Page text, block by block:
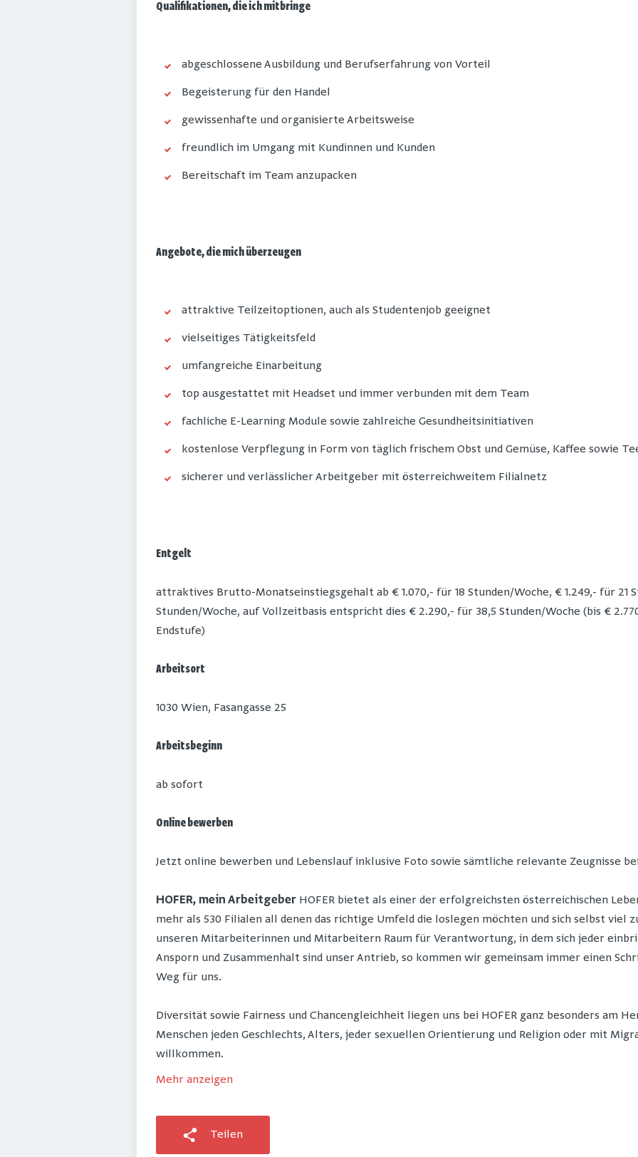
Qualifikationen, die ich mitbringe
abgeschlossene Ausbildung und Berufserfahrung von Vorteil
Begeisterung für den Handel
gewissenhafte und organisierte Arbeitsweise
freundlich im Umgang mit Kundinnen und Kunden
Bereitschaft im Team anzupacken
Angebote, die mich überzeugen
attraktive Teilzeitoptionen, auch als Studentenjob geeignet
vielseitiges Tätigkeitsfeld
umfangreiche Einarbeitung
top ausgestattet mit Headset und immer verbunden mit dem Team
fachliche E-Learning Module sowie zahlreiche Gesundheitsinitiativen
kostenlose Verpflegung in Form von täglich frischem Obst und Gemüse, Kaffee sowie
sicherer und verlässlicher Arbeitgeber mit österreichweitem Filialnetz
Entgelt
attraktives Brutto-Monatseinstiegsgehalt ab € 1.070,- für 18 Stunden/Woche, € 1.249,- für 21
Stunden/Woche, auf Vollzeitbasis entspricht dies € 2.290,- für 38,5 Stunden/Woche (bis €
Endstufe)
Arbeitsort
1030 Wien, Fasangasse 25
Arbeitsbeginn
ab sofort
Online bewerben
Jetzt online bewerben und Lebenslauf inklusive Foto sowie sämtliche relevante Zeugnisse
HOFER, mein Arbeitgeber HOFER bietet als einer der erfolgreichsten österreichischen
mehr als 530 Filialen all denen das richtige Umfeld die loslegen möchten und sich selbst viel
unseren Mitarbeiterinnen und Mitarbeitern Raum für Verantwortung, in dem sich jeder
Ansporn und Zusammenhalt sind unser Antrieb, so kommen wir gemeinsam immer einen
Weg für uns.
Diversität sowie Fairness und Chancengleichheit liegen uns bei HOFER ganz besonders am
Menschen jeden Geschlechts, Alters, jeder sexuellen Orientierung und Religion oder mit
willkommen.
Mehr anzeigen
Teilen